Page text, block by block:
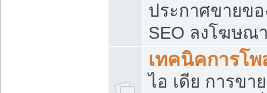
ประกาศขายข
SEO ลงโฆษณ
เทคนิคการโ
ไอ เดีย การขา